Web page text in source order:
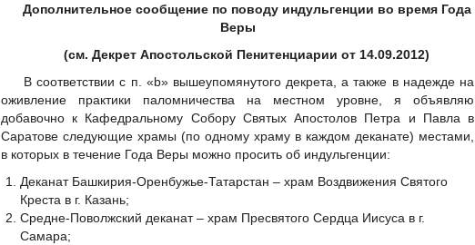
Дополнительное сообщение по поводу индульгенции во время Года
Веры
(см. Декрет Апостольской Пенитенциарии от 14.09.2012)
В соответствии с п. «b» вышеупомянутого декрета, а также в надежде на
оживление практики паломничества на местном уровне, я объявляю
добавочно к Кафедральному Собору Святых Апостолов Петра и Павла в
Саратове следующие храмы (по одному храму в каждом деканате) местами,
в которых в течение Года Веры можно просить об индульгенции:
Деканат Башкирия-Оренбужье-Татарстан – храм Воздвижения Святого
Креста в г. Казань;
Средне-Поволжский деканат – храм Пресвятого Сердца Иисуса в г.
Самара;